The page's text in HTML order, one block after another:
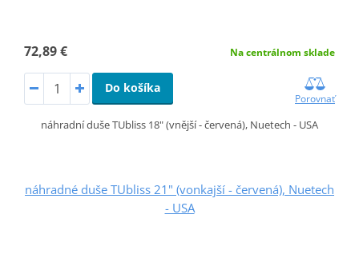
72,89 € Na centrálnom sklade
Do košíka
Porovnať
náhradní duše TUbliss 18" (vnější - červená), Nuetech - USA
náhradné duše TUbliss 21" (vonkajší - červená), Nuetech
- USA